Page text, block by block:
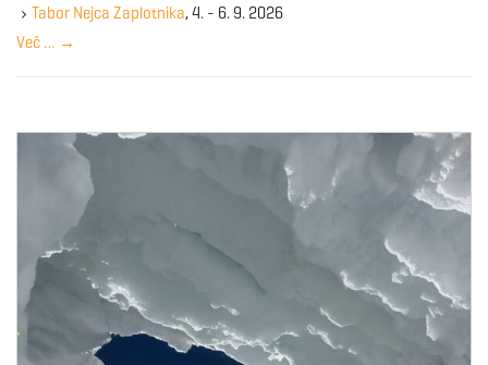
y
w
r
Tabor Nejca Zaplotnika, 4. - 6. 9. 2026
Več … →